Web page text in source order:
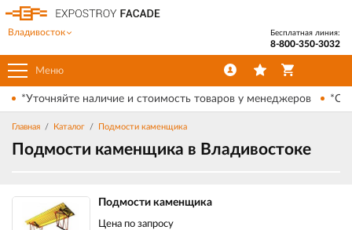
Меню
Владивосток Бесплатная линия:
8-800-350-3032
*Уточняйте наличие и стоимость товаров у менеджеров
Главная Каталог Подмости каменщика
Подмости каменщика в Владивостоке
Подмости каменщика
Цена по запросу